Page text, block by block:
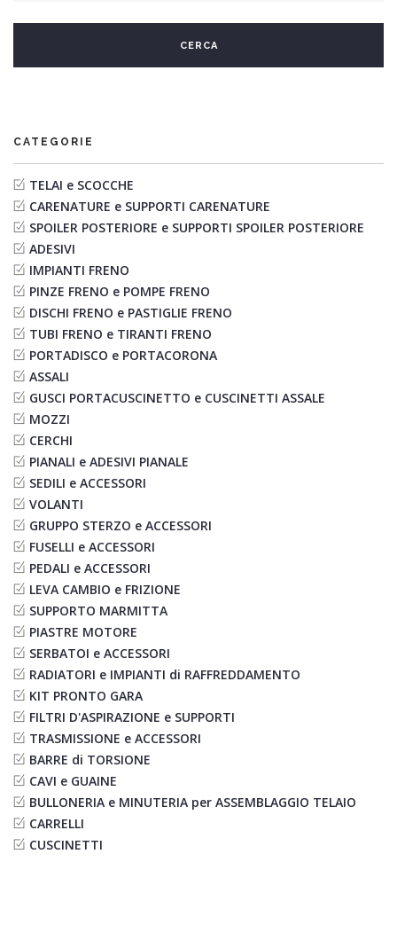
CATEGORIE
TELAI e SCOCCHE
CARENATURE e SUPPORTI CARENATURE
SPOILER POSTERIORE e SUPPORTI SPOILER POSTERIORE
ADESIVI
IMPIANTI FRENO
PINZE FRENO e POMPE FRENO
DISCHI FRENO e PASTIGLIE FRENO
TUBI FRENO e TIRANTI FRENO
PORTADISCO e PORTACORONA
ASSALI
GUSCI PORTACUSCINETTO e CUSCINETTI ASSALE
MOZZI
CERCHI
PIANALI e ADESIVI PIANALE
SEDILI e ACCESSORI
VOLANTI
GRUPPO STERZO e ACCESSORI
FUSELLI e ACCESSORI
PEDALI e ACCESSORI
LEVA CAMBIO e FRIZIONE
SUPPORTO MARMITTA
PIASTRE MOTORE
SERBATOI e ACCESSORI
RADIATORI e IMPIANTI di RAFFREDDAMENTO
KIT PRONTO GARA
FILTRI D'ASPIRAZIONE e SUPPORTI
TRASMISSIONE e ACCESSORI
BARRE di TORSIONE
CAVI e GUAINE
BULLONERIA e MINUTERIA per ASSEMBLAGGIO TELAIO
CARRELLI
CUSCINETTI